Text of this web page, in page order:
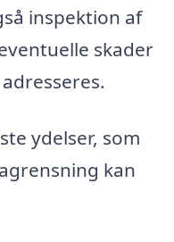
inspektion af
skader
ydelser, som
kan